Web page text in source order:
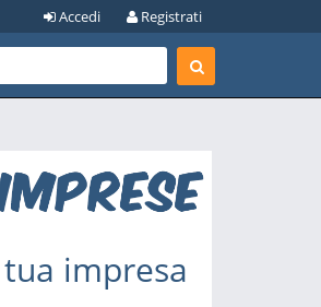
Registrati
Accedi
impresa